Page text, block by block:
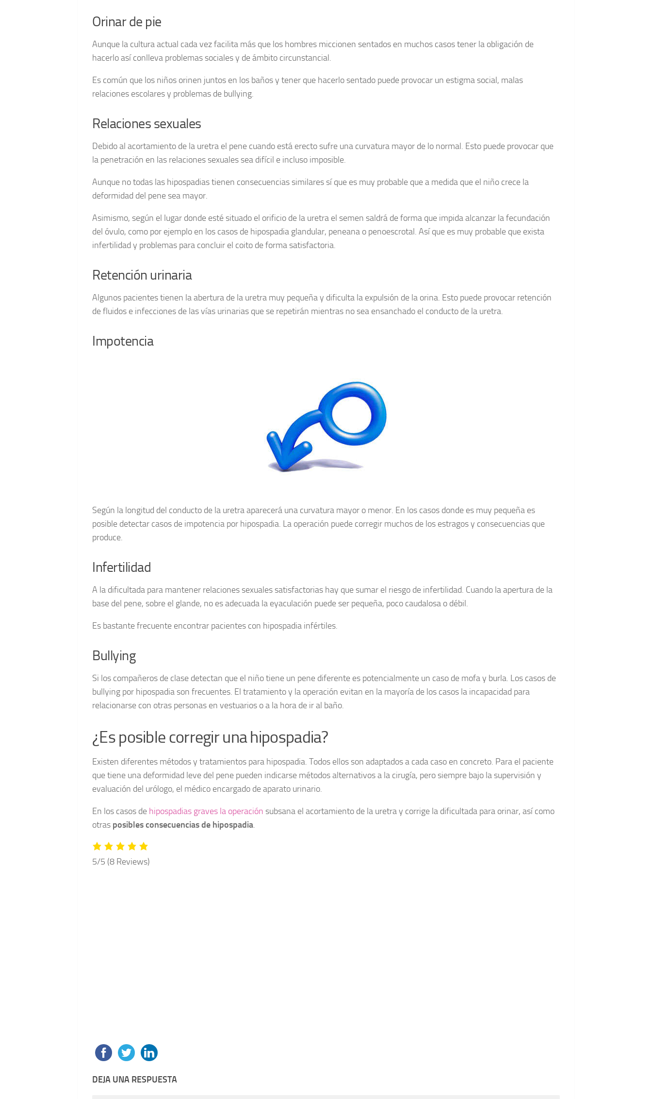
Orinar de pie
Aunque la cultura actual cada vez facilita más que los hombres miccionen sentados en muchos casos tener la obligación de
hacerlo así conlleva problemas sociales y de ámbito circunstancial.
Es común que los niños orinen juntos en los baños y tener que hacerlo sentado puede provocar un estigma social, malas
relaciones escolares y problemas de bullying.
Relaciones sexuales
Debido al acortamiento de la uretra el pene cuando está erecto sufre una curvatura mayor de lo normal. Esto puede provocar que
la penetración en las relaciones sexuales sea difícil e incluso imposible.
Aunque no todas las hipospadias tienen consecuencias similares sí que es muy probable que a medida que el niño crece la
deformidad del pene sea mayor.
Asimismo, según el lugar donde esté situado el orificio de la uretra el semen saldrá de forma que impida alcanzar la fecundación
del óvulo, como por ejemplo en los casos de hipospadia glandular, peneana o penoescrotal. Así que es muy probable que exista
infertilidad y problemas para concluir el coito de forma satisfactoria.
Retención urinaria
Algunos pacientes tienen la abertura de la uretra muy pequeña y dificulta la expulsión de la orina. Esto puede provocar retención
de fluidos e infecciones de las vías urinarias que se repetirán mientras no sea ensanchado el conducto de la uretra.
Impotencia
Según la longitud del conducto de la uretra aparecerá una curvatura mayor o menor. En los casos donde es muy pequeña es
posible detectar casos de impotencia por hipospadia. La operación puede corregir muchos de los estragos y consecuencias que
produce.
Infertilidad
A la dificultada para mantener relaciones sexuales satisfactorias hay que sumar el riesgo de infertilidad. Cuando la apertura de la
base del pene, sobre el glande, no es adecuada la eyaculación puede ser pequeña, poco caudalosa o débil.
Es bastante frecuente encontrar pacientes con hipospadia infértiles.
Bullying
Si los compañeros de clase detectan que el niño tiene un pene diferente es potencialmente un caso de mofa y burla. Los casos de
bullying por hipospadia son frecuentes. El tratamiento y la operación evitan en la mayoría de los casos la incapacidad para
relacionarse con otras personas en vestuarios o a la hora de ir al baño.
¿Es posible corregir una hipospadia?
Existen diferentes métodos y tratamientos para hipospadia. Todos ellos son adaptados a cada caso en concreto. Para el paciente
que tiene una deformidad leve del pene pueden indicarse métodos alternativos a la cirugía, pero siempre bajo la supervisión y
evaluación del urólogo, el médico encargado de aparato urinario.
En los casos de hipospadias graves la operación subsana el acortamiento de la uretra y corrige la dificultada para orinar, así como
otras posibles consecuencias de hipospadia.
5/5 (8 Reviews)
DEJA UNA RESPUESTA